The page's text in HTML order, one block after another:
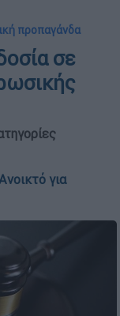
προπαγάνδα
σε
για